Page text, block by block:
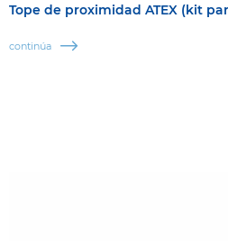
Tope de proximidad ATEX (kit
continúa